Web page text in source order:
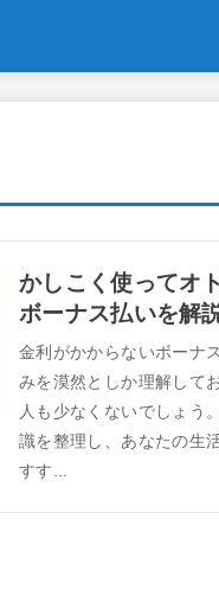
かしこく使ってオ
ボーナス払いを解
金利がかからないボーナ
みを漠然としか理解して
人も少なくないでしょう
識を整理し、あなたの生
すす...